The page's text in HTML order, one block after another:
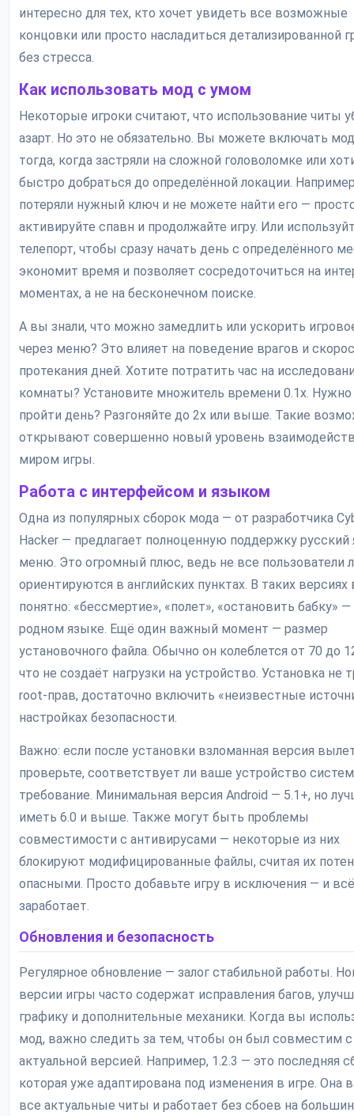
интересно для тех, кто хочет увидеть все возможные
концовки или просто насладиться детализированной
без стресса.
Как использовать мод с умом
Некоторые игроки считают, что использование читы
азарт. Но это не обязательно. Вы можете включать
тогда, когда застряли на сложной головоломке или
быстро добраться до определённой локации.
потеряли нужный ключ и не можете найти его —
активируйте спавн и продолжайте игру. Или
телепорт, чтобы сразу начать день с определённого
экономит время и позволяет сосредоточиться на
моментах, а не на бесконечном поиске.
А вы знали, что можно замедлить или ускорить
через меню? Это влияет на поведение врагов и
протекания дней. Хотите потратить час на
комнаты? Установите множитель времени 0.1x.
пройти день? Разгоняйте до 2x или выше. Такие
открывают совершенно новый уровень
миром игры.
Работа с интерфейсом и языком
Одна из популярных сборок мода — от разработчика
Hacker — предлагает полноценную поддержку
меню. Это огромный плюс, ведь не все пользователи
ориентируются в английских пунктах. В таких версиях
понятно: «бессмертие», «полет», «остановить бабку»
родном языке. Ещё один важный момент — размер
установочного файла. Обычно он колеблется от 70 до
что не создаёт нагрузки на устройство. Установка не
root-прав, достаточно включить «неизвестные
настройках безопасности.
Важно: если после установки взломанная версия
проверьте, соответствует ли ваше устройство
требование. Минимальная версия Android — 5.1+, но
иметь 6.0 и выше. Также могут быть проблемы
совместимости с антивирусами — некоторые из них
блокируют модифицированные файлы, считая их
опасными. Просто добавьте игру в исключения — и всё
заработает.
Обновления и безопасность
Регулярное обновление — залог стабильной работы.
версии игры часто содержат исправления багов,
графику и дополнительные механики. Когда вы
мод, важно следить за тем, чтобы он был совместим с
актуальной версией. Например, 1.2.3 — это последняя
которая уже адаптирована под изменения в игре. Она
все актуальные читы и работает без сбоев на